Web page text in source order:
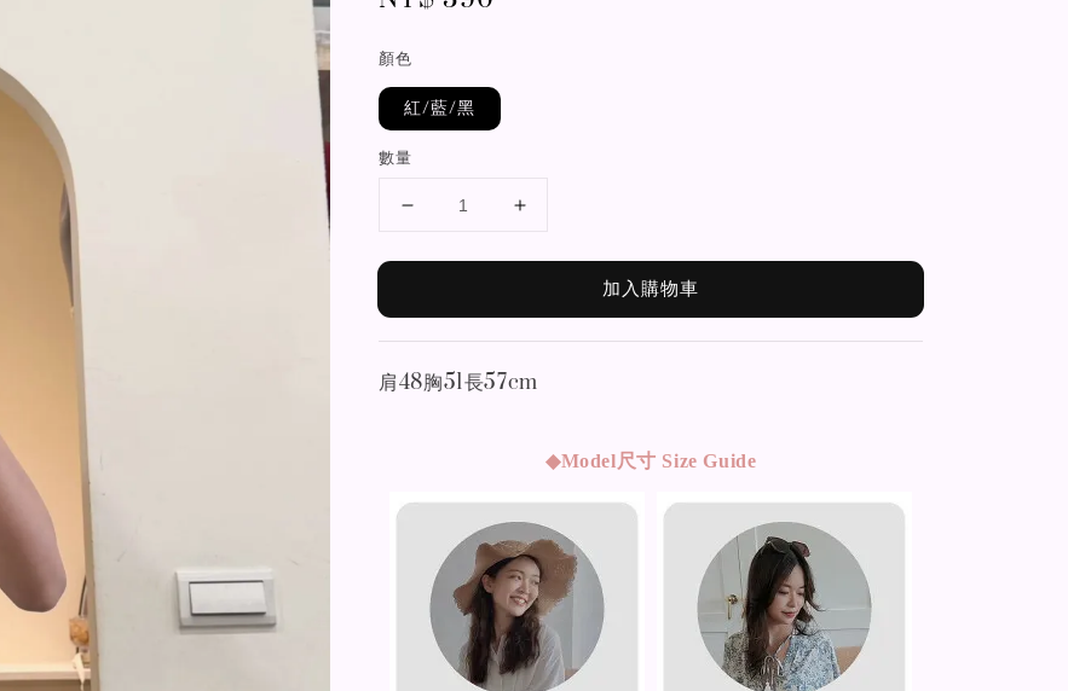
顏色
紅/藍/黑
數量
加入購物車
肩48胸51長57cm
◆Model尺寸 Size Guide